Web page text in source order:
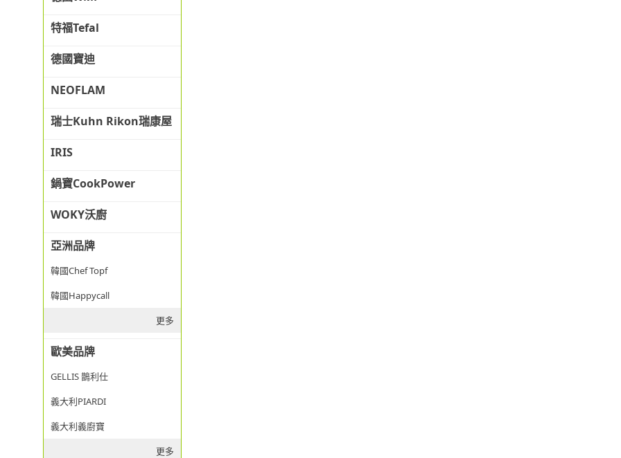
特福Tefal
德國寶迪
NEOFLAM
瑞士Kuhn Rikon瑞康屋
IRIS
鍋寶CookPower
WOKY沃廚
亞洲品牌
韓國Chef Topf
韓國Happycall
更多
歐美品牌
GELLIS 鵲利仕
義大利PIARDI
義大利義廚寶
更多